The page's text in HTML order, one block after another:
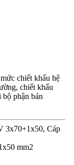
chiết khấu hệ
chiết khấu
phận bán
3x70+1x50, Cáp
mm2